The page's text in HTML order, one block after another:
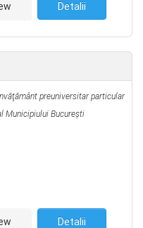
Detalii
preuniversitar particular
Bucureşti
Detalii